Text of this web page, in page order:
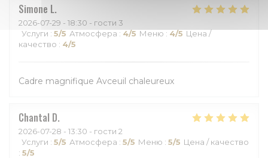
Simone L
2026-07-29 - 18:30 - гости 3
Услуги : 5/5 Атмосфера:4/5 Меню:4/5 Цена /
качество : 4/5
Cadre magnifique Avceuil chaleureux
Chantal D
2026-07-28 - 13:30 - гости 2
Услуги : 5/5 Атмосфера : 5/5 Меню : 5/5 Цена / качество
: 5/5